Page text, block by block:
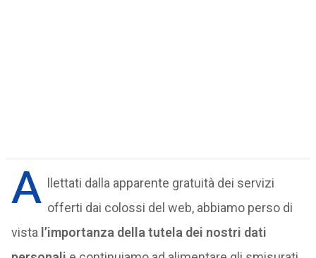
A
llettati dalla apparente gratuità dei servizi
offerti dai colossi del web, abbiamo perso di
vista l’importanza della tutela dei nostri dati